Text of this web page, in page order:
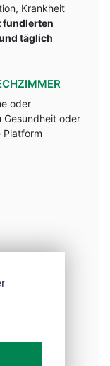
Krankheit
fundlerten
täglich
oder
Gesundheit oder
Platform